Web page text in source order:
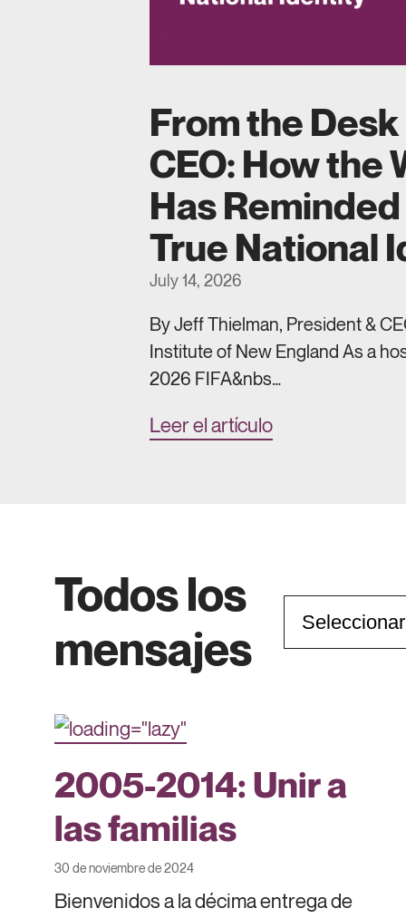
From the
CEO: How the
Has
True National
July 14, 2026
By Jeff Thielman, President &
Institute of New England As a
2026 FIFA&nbs…
Leer el artículo
Todos los
mensajes
Categorías
2005-2014: Unir a
las familias
30 de noviembre de 2024
Bienvenidos a la décima entrega de